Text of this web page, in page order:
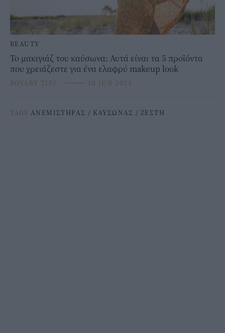
BEAUTY
Το μακιγιάζ του καύσωνα: Αυτά είναι τα 5 προϊόντα
που χρειάζεστε για ένα ελαφρύ makeup look
BOVARY TIPS ⸻ 10 JUN 2024
TAGS ΑΝΕΜΙΣΤΗΡΑΣ / ΚΑΥΣΩΝΑΣ / ΖΕΣΤΗ